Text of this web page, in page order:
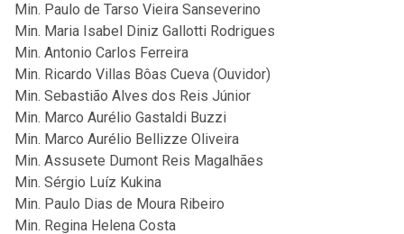
Min. Paulo de Tarso Vieira Sanseverino
Min. Maria Isabel Diniz Gallotti Rodrigues
Min. Antonio Carlos Ferreira
Min. Ricardo Villas Bôas Cueva (Ouvidor)
Min. Sebastião Alves dos Reis Júnior
Min. Marco Aurélio Gastaldi Buzzi
Min. Marco Aurélio Bellizze Oliveira
Min. Assusete Dumont Reis Magalhães
Min. Sérgio Luíz Kukina
Min. Paulo Dias de Moura Ribeiro
Min. Regina Helena Costa